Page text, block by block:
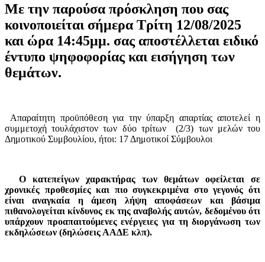
Mε την παρούσα πρόσκληση που σας
κοινοποιείται σήμερα Τρίτη 12/08/2025
και ώρα 14:45μμ. σας αποστέλλεται ειδικό
έντυπο ψηφοφορίας και εισήγηση των
θεμάτων.
Απαραίτητη προϋπόθεση για την ύπαρξη απαρτίας αποτελεί η
συμμετοχή τουλάχιστον των δύοτρίτων
(2/3) των μελών του
Δημοτικού Συμβουλίου, ήτοι: 17 Δημοτικοί Σύμβουλοι
Ο κατεπείγων χαρακτήρας των θεμάτων οφείλεται σε
χρονικές προθεσμίες και πιο συγκεκριμένα στο γεγονός ότι
είναι αναγκαία η άμεση λήψη αποφάσεων και βάσιμα
πιθανολογείται κίνδυνος εκ της αναβολής αυτών, δεδομένου ότι
υπάρχουν προαπαιτούμενες ενέργειες για τη διοργάνωση των
εκδηλώσεων (δηλώσεις ΑΑΔΕ κλπ).